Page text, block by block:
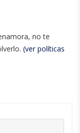
no te
(ver políticas